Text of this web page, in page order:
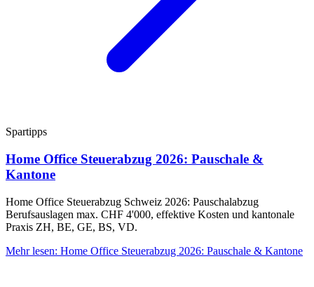
Spartipps
Home Office Steuerabzug 2026: Pauschale &
Kantone
Home Office Steuerabzug Schweiz 2026: Pauschalabzug
Berufsauslagen max. CHF 4'000, effektive Kosten und kantonale
Praxis ZH, BE, GE, BS, VD.
Mehr lesen: Home Office Steuerabzug 2026: Pauschale & Kantone